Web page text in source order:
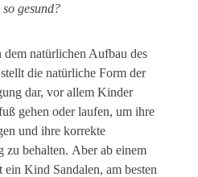
gesund?
dem natürlichen Aufbau des
die natürliche Form der
dar, vor allem Kinder
gehen oder laufen, um ihre
und ihre korrekte
zu behalten. Aber ab einem
Kind Sandalen, am besten